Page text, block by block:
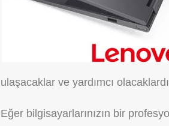
ulaşacaklar ve yardımcı
Eğer bilgisayarlarınızın bir